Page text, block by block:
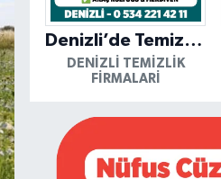
Denizli’de Temizliğin Güvenilir Adresi: Özkan Yerinde Yıkama
DENIZLI TEMIZLIK
FIRMALARI